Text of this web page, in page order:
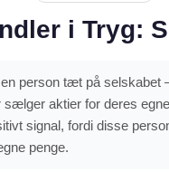
i Tryg:
person tæt på selskabet
aktier for deres
signal, fordi disse
penge.